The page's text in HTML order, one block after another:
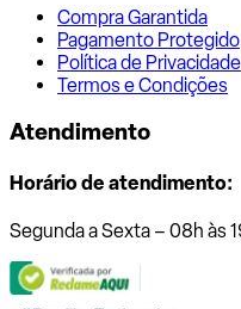
Compra Garantida
Pagamento Protegido
Política de Privacidade
Termos e Condições
Atendimento
Horário de atendimento:
Segunda a Sexta – 08h às